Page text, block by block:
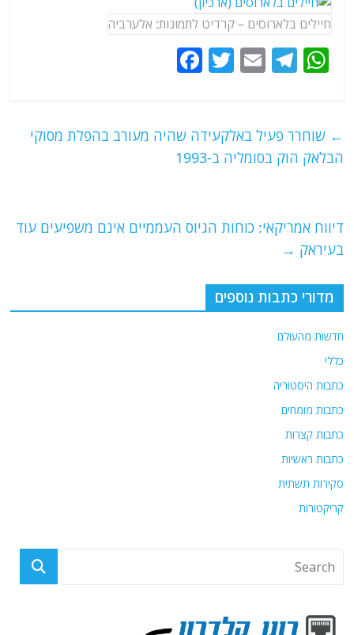
חיילים בלארוסים – קרדיט לתמונות: אלערביה
W
s
A
T
g
ra
E
l
T
er
e
b
k
← שוחרר פעיל באלקעידה שהיה מעורב בהפלת מסוקי
הבלאק הוק בסומליה ב-1993
דיווח אמריקאי: כוחות הגיוס העממיים אינם משפיעים עוד
בעיראק →
מדורי כתבות נוספים
חדשות מהעולם
כללי
כתבות היסטוריה
כתבות מומחים
כתבות קצרות
כתבות ראשיות
סקירות תשתית
קריקטורות